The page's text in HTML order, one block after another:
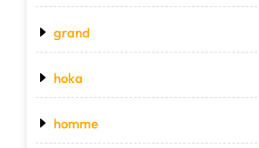
grand
hoka
homme